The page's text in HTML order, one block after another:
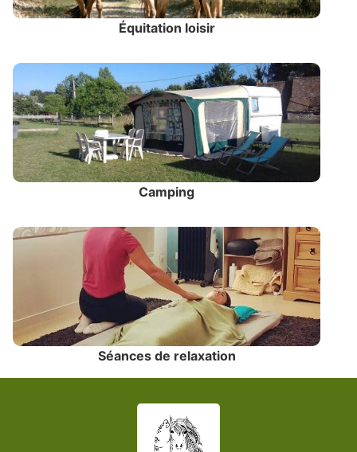
Équitation loisir
Camping
Séances de relaxation